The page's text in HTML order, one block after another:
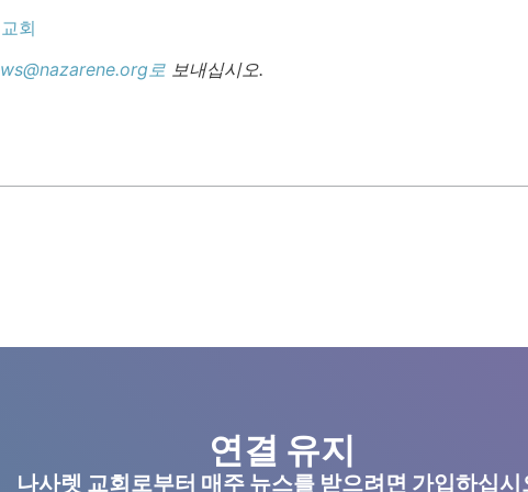
회
로보내십시오.
연결 유지
나사렛 교회로부터 매주 뉴스를 받으려면 가입하십시